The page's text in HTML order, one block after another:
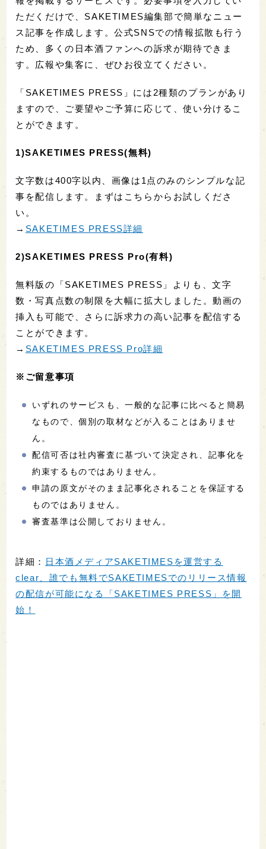
ただくだけで、SAKETIMES編集部で簡単なニュー
ス記事を作成します。公式SNSでの情報拡散も行う
ため、多くの日本酒ファンへの訴求が期待できま
す。広報や集客に、ぜひお役立てください。
「SAKETIMES PRESS」には2種類のプランがあり
ますので、ご要望やご予算に応じて、使い分けるこ
とができます。
1)SAKETIMES PRESS(無料)
文字数は400字以内、画像は1点のみのシンプルな記
事を配信します。まずはこちらからお試しくださ
い。
→ SAKETIMES PRESS詳細
2)SAKETIMES PRESS Pro(有料)
無料版の「SAKETIMES PRESS」よりも、文字
数・写真点数の制限を大幅に拡大しました。動画の
挿入も可能で、さらに訴求力の高い記事を配信する
ことができます。
→ SAKETIMES PRESS Pro詳細
※ご留意事項
いずれのサービスも、一般的な記事に比べると簡易
なもので、個別の取材などが入ることはありませ
ん。
配信可否は社内審査に基づいて決定され、記事化を
約束するものではありません。
申請の原文がそのまま記事化されることを保証する
ものではありません。
審査基準は公開しておりません。
詳細：
日本酒メディアSAKETIMESを運営する
clear、誰でも無料でSAKETIMESでのリリース情報
の配信が可能になる「SAKETIMES PRESS」を開
始！